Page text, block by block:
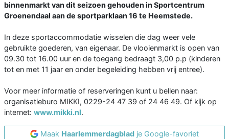
binnenmarkt van dit seizoen gehouden in Sportcentrum
Groenendaal aan de sportparklaan 16 te Heemstede.
In deze sportaccommodatie wisselen die dag weer vele
gebruikte goederen, van eigenaar. De vlooienmarkt is open van
09.30 tot 16.00 uur en de toegang bedraagt 3,00 p.p (kinderen
tot en met 11 jaar en onder begeleiding hebben vrij entree).
Voor meer informatie of reserveringen kunt u bellen naar:
organisatieburo MIKKI, 0229-24 47 39 of 24 46 49. Of kijk op
internet: www.mikki.nl.
Maak Haarlemmerdagblad je Google-favoriet